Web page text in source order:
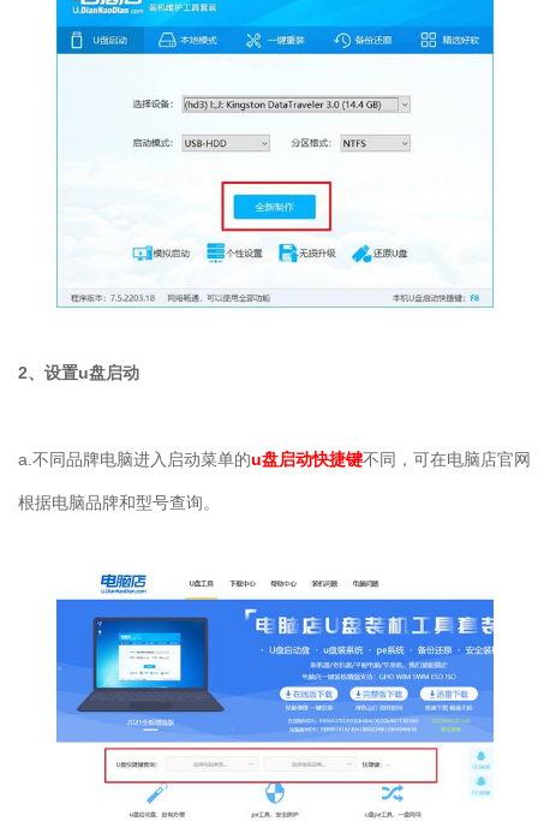
2、设置u盘启动
a. 不同品牌电脑进入启动菜单的u盘启动快捷键不同，可在电脑店官网
根据电脑品牌和型号查询。